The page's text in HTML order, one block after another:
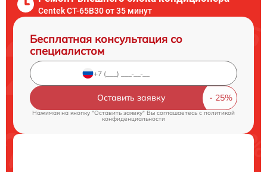
Centek CT-65B30 от 35 минут
Бесплатная консультация со
специалистом
Оставить заявку
Нажимая на кнопку "Оставить заявку" Вы соглашаетесь c политикой
конфиденциальности